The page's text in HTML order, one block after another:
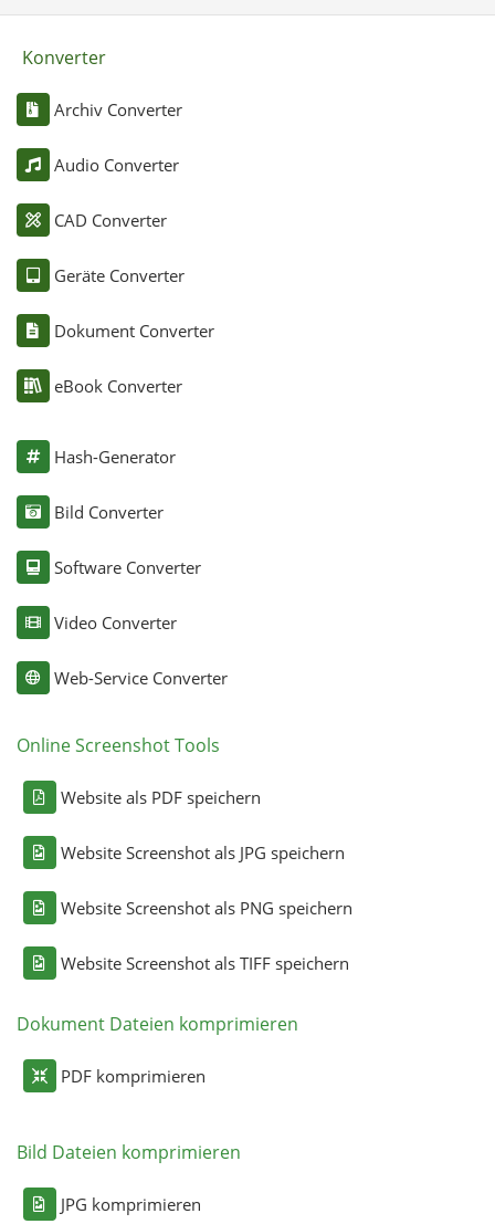
Konverter
Archiv Converter
Audio Converter
CAD Converter
Geräte Converter
Dokument Converter
eBook Converter
Hash-Generator
Bild Converter
Software Converter
Video Converter
Web-Service Converter
Online Screenshot Tools
Website als PDF speichern
Website Screenshot als JPG speichern
Website Screenshot als PNG speichern
Website Screenshot als TIFF speichern
Dokument Dateien komprimieren
PDF komprimieren
Bild Dateien komprimieren
JPG komprimieren